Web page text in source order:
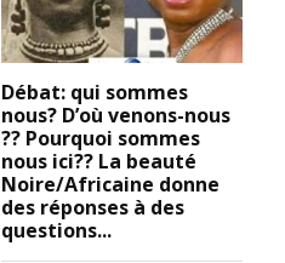
Débat: qui sommes
nous? D’où venons-nous
?? Pourquoi sommes
nous ici?? La beauté
Noire/Africaine donne
des réponses à des
questions...